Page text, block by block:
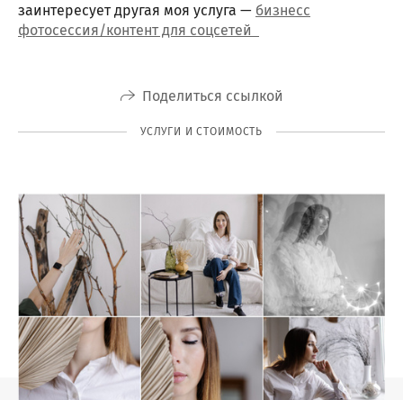
заинтересует другая моя услуга — бизнесс
фотосессия/контент для соцсетей
Поделиться ссылкой
УСЛУГИ И СТОИМОСТЬ